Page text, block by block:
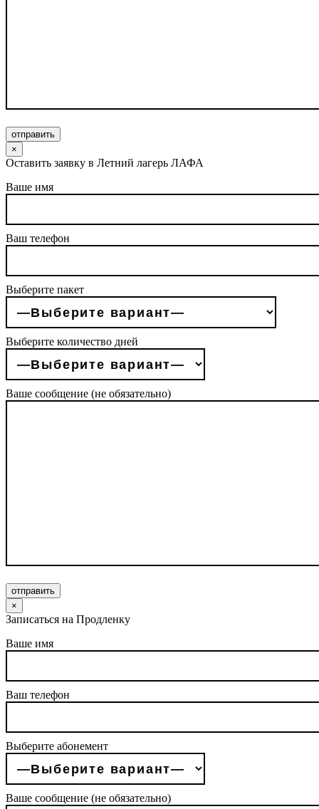
отправить
×
Оставить заявку в Летний лагерь ЛАФА
Ваше имя
Ваш телефон
Выберите пакет
Выберите количество дней
Ваше сообщение (не обязательно)
отправить
×
Записаться на Продленку
Ваше имя
Ваш телефон
Выберите абонемент
Ваше сообщение (не обязательно)